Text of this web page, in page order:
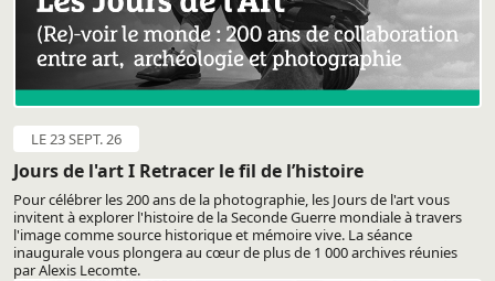
LE 23 SEPT. 26
Jours de l'art I Retracer le fil de l’histoire
Pour célébrer les 200 ans de la photographie, les Jours de l'art vous
invitent à explorer l'histoire de la Seconde Guerre mondiale à travers
l'image comme source historique et mémoire vive. La séance
inaugurale vous plongera au cœur de plus de 1 000 archives réunies
par Alexis Lecomte.